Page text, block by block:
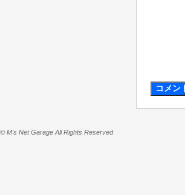
© M's Net Garage All Rights Reserved